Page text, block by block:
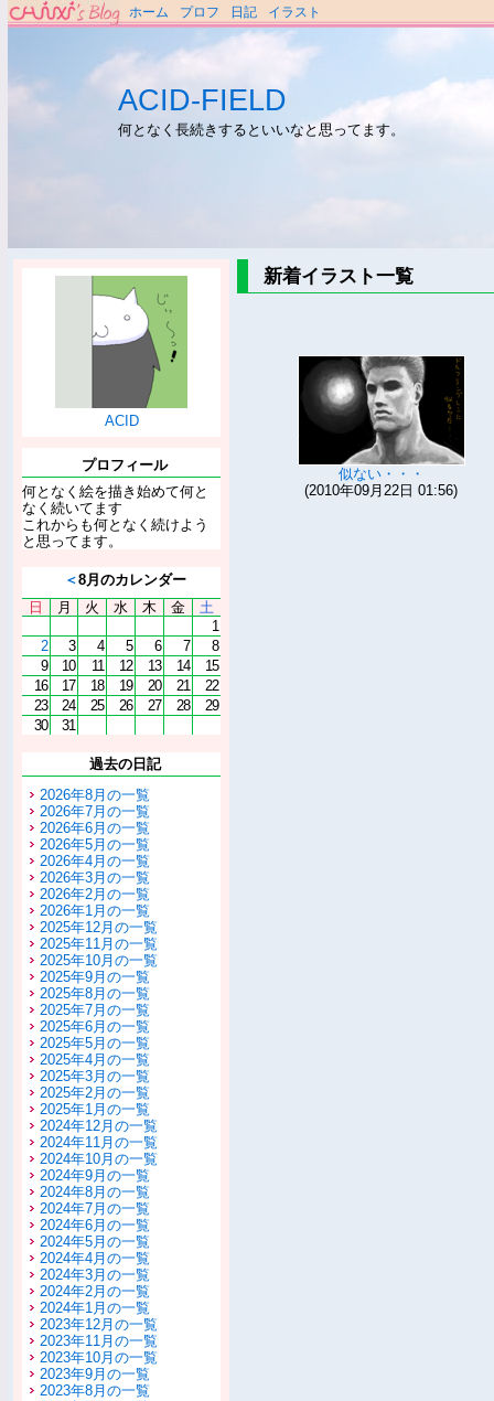
ホーム プロフ 日記 イラスト
ACID-FIELD
何となく長続きするといいなと思ってます。
ACID
プロフィール
何となく絵を描き始めて何と
なく続いてます
これからも何となく続けよう
と思ってます。
＜8月のカレンダー
日
月 火 水 木 金
土
1
2
3 4 5 6 7
8
9
10 11 12 13 14
15
16
17 18 19 20 21
22
23
24 25 26 27 28
29
30
31
過去の日記
2026年8月の一覧
2026年7月の一覧
2026年6月の一覧
2026年5月の一覧
2026年4月の一覧
2026年3月の一覧
2026年2月の一覧
2026年1月の一覧
2025年12月の一覧
2025年11月の一覧
2025年10月の一覧
2025年9月の一覧
2025年8月の一覧
2025年7月の一覧
2025年6月の一覧
2025年5月の一覧
2025年4月の一覧
2025年3月の一覧
2025年2月の一覧
2025年1月の一覧
2024年12月の一覧
2024年11月の一覧
2024年10月の一覧
2024年9月の一覧
2024年8月の一覧
2024年7月の一覧
2024年6月の一覧
2024年5月の一覧
2024年4月の一覧
2024年3月の一覧
2024年2月の一覧
2024年1月の一覧
2023年12月の一覧
2023年11月の一覧
2023年10月の一覧
2023年9月の一覧
2023年8月の一覧
新着イラスト一覧
似ない・・・
(2010年09月22日 01:56)